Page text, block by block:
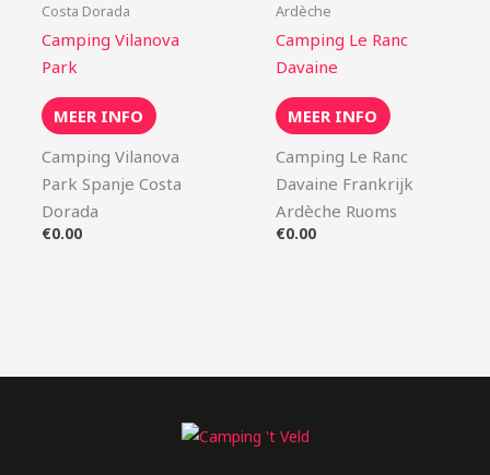
Costa Dorada
Camping Vilanova
Park
MEER INFO
Camping Vilanova
Park Spanje Costa
Dorada
€0.00
Ardèche
Camping Le Ranc
Davaine
MEER INFO
Camping Le Ranc
Davaine Frankrijk
Ardèche Ruoms
€0.00